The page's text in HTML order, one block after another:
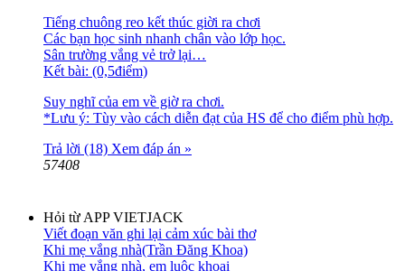
Tiếng chuông reo kết thúc giời ra chơi
Các bạn học sinh nhanh chân vào lớp học.
Sân trường vắng vẻ trở lại…
Kết bài: (0,5điểm)
Suy nghĩ của em về giờ ra chơi.
*Lưu ý: Tùy vào cách diễn đạt của HS để cho điểm phù hợp.
Trả lời (18) Xem đáp án »
57408
Hỏi từ APP VIETJACK
Viết đoạn văn ghi lại cảm xúc bài thơ
Khi mẹ vắng nhà(Trần Đăng Khoa)
Khi mẹ vắng nhà, em luộc khoai